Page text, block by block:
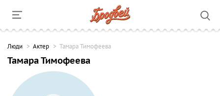
Люди Актер Тамара Тимофеева
Тамара Тимофеева